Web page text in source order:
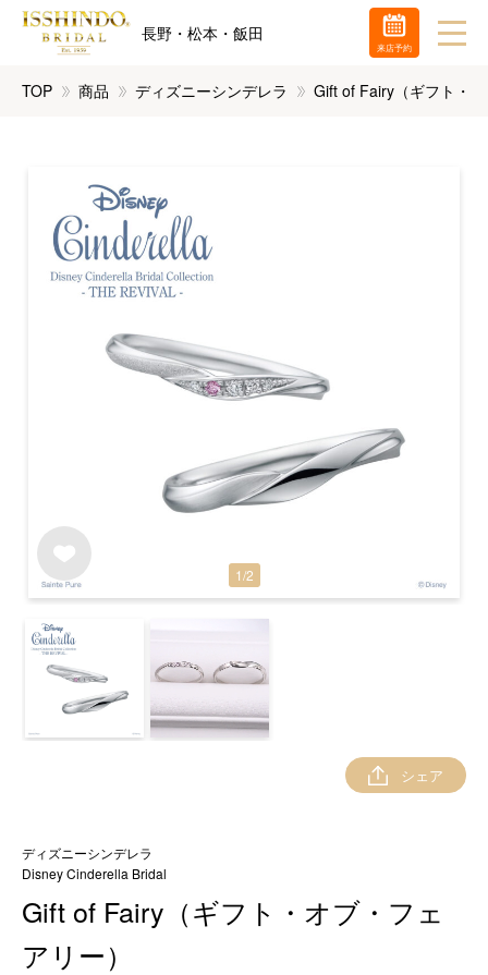
長野・松本・飯田
TOP 商品 ディズニーシンデレラ Gift of Fairy（ギフト・
ディズニーシンデレラ
Disney Cinderella Bridal
Gift of Fairy（ギフト・オブ・フェ
アリー）
1/2
シェア
来店予約